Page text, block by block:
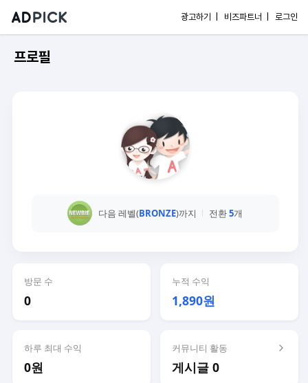
광고하기 | 비즈파트너 | 로그인
프로필
다음 레벨(BRONZE)까지 전환5개
방문 수
0
누적 수익
1,890원
하루 최대 수익
0원
커뮤니티 활동
게시글 0